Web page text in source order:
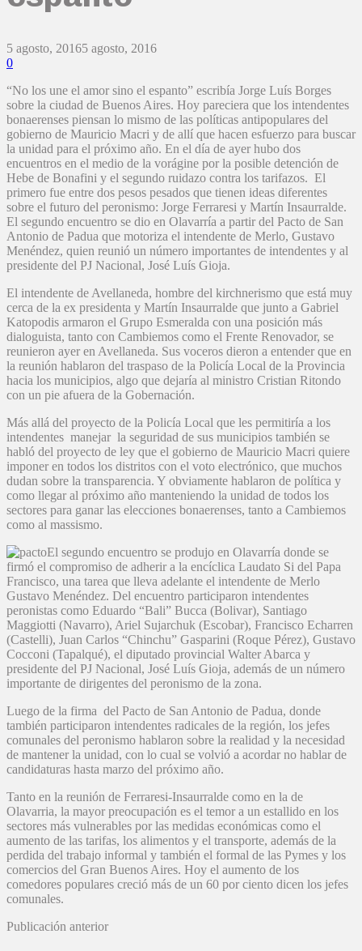
5 agosto, 20165 agosto, 2016
0
“No los une el amor sino el espanto” escribía Jorge Luís Borges
sobre la ciudad de Buenos Aires. Hoy pareciera que los intendentes
bonaerenses piensan lo mismo de las políticas antipopulares del
gobierno de Mauricio Macri y de allí que hacen esfuerzo para buscar
la unidad para el próximo año. En el día de ayer hubo dos
encuentros en el medio de la vorágine por la posible detención de
Hebe de Bonafini y el segundo ruidazo contra los tarifazos. El
primero fue entre dos pesos pesados que tienen ideas diferentes
sobre el futuro del peronismo: Jorge Ferraresi y Martín Insaurralde.
El segundo encuentro se dio en Olavarría a partir del Pacto de San
Antonio de Padua que motoriza el intendente de Merlo, Gustavo
Menéndez, quien reunió un número importantes de intendentes y al
presidente del PJ Nacional, José Luís Gioja.
El intendente de Avellaneda, hombre del kirchnerismo que está muy
cerca de la ex presidenta y Martín Insaurralde que junto a Gabriel
Katopodis armaron el Grupo Esmeralda con una posición más
dialoguista, tanto con Cambiemos como el Frente Renovador, se
reunieron ayer en Avellaneda. Sus voceros dieron a entender que en
la reunión hablaron del traspaso de la Policía Local de la Provincia
hacia los municipios, algo que dejaría al ministro Cristian Ritondo
con un pie afuera de la Gobernación.
Más allá del proyecto de la Policía Local que les permitiría a los
intendentes manejar la seguridad de sus municipios también se
habló del proyecto de ley que el gobierno de Mauricio Macri quiere
imponer en todos los distritos con el voto electrónico, que muchos
dudan sobre la transparencia. Y obviamente hablaron de política y
como llegar al próximo año manteniendo la unidad de todos los
sectores para ganar las elecciones bonaerenses, tanto a Cambiemos
como al massismo.
El segundo encuentro se produjo en Olavarría donde se
firmó el compromiso de adherir a la encíclica Laudato Si del Papa
Francisco, una tarea que lleva adelante el intendente de Merlo
Gustavo Menéndez. Del encuentro participaron intendentes
peronistas como Eduardo “Bali” Bucca (Bolivar), Santiago
Maggiotti (Navarro), Ariel Sujarchuk (Escobar), Francisco Echarren
(Castelli), Juan Carlos “Chinchu” Gasparini (Roque Pérez), Gustavo
Cocconi (Tapalqué), el diputado provincial Walter Abarca y
presidente del PJ Nacional, José Luís Gioja, además de un número
importante de dirigentes del peronismo de la zona.
Luego de la firma del Pacto de San Antonio de Padua, donde
también participaron intendentes radicales de la región, los jefes
comunales del peronismo hablaron sobre la realidad y la necesidad
de mantener la unidad, con lo cual se volvió a acordar no hablar de
candidaturas hasta marzo del próximo año.
Tanto en la reunión de Ferraresi-Insaurralde como en la de
Olavarria, la mayor preocupación es el temor a un estallido en los
sectores más vulnerables por las medidas económicas como el
aumento de las tarifas, los alimentos y el transporte, además de la
perdida del trabajo informal y también el formal de las Pymes y los
comercios del Gran Buenos Aires. Hoy el aumento de los
comedores populares creció más de un 60 por ciento dicen los jefes
comunales.
Publicación anterior